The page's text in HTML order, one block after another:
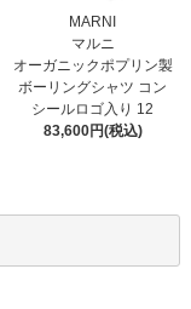
MARNI
マルニ
オーガニックポプリン製
ボーリングシャツ コン
シールロゴ入り 12
83,600円(税込)